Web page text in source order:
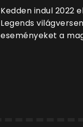
Kedden indul 2022
Legends
eseményeket a